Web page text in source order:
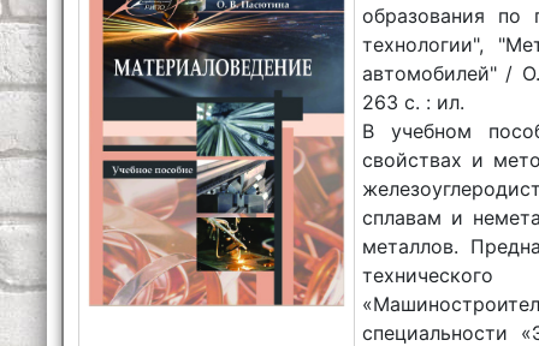
образования по
технологии",
автомобилей" /
263 с. : ил.
В учебном
свойствах и
сплавам и
металлов.
специальности